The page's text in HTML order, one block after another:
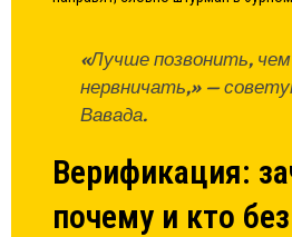
«Лучше позвонить,
нервничать,» —
Вавада.
Верификация:
почему и кто